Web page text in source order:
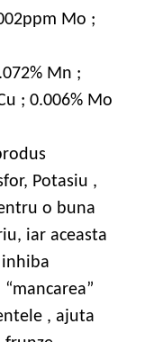
Mo ;
Mn ;
; 0.006% Mo
Potasiu ,
o buna
iar aceasta
, ajuta